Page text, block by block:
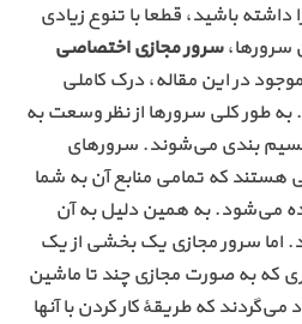
باشید، قطعا با تنوع زیادی
سرورها،سرور مجازی اختصاصی
در این مقاله، درک کاملی
طور کلی سرورها از نظر وسعت به
بندی می‌شوند. سرورهای
هستند که تمامی منابع آن به شما
می‌شود. به همین دلیل به آن
سرور مجازی یک بخشی از یک
که به صورت مجازی چند تا ماشین
که طریقهٔ کار کردن با آنها